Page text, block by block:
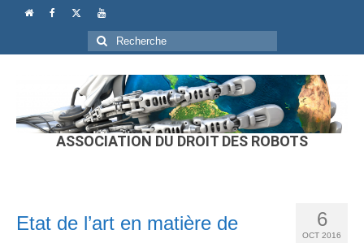
Rechercher
:
ASSOCIATION DU DROIT DES ROBOTS
6
OCT 2016
Etat de l’art en matière de